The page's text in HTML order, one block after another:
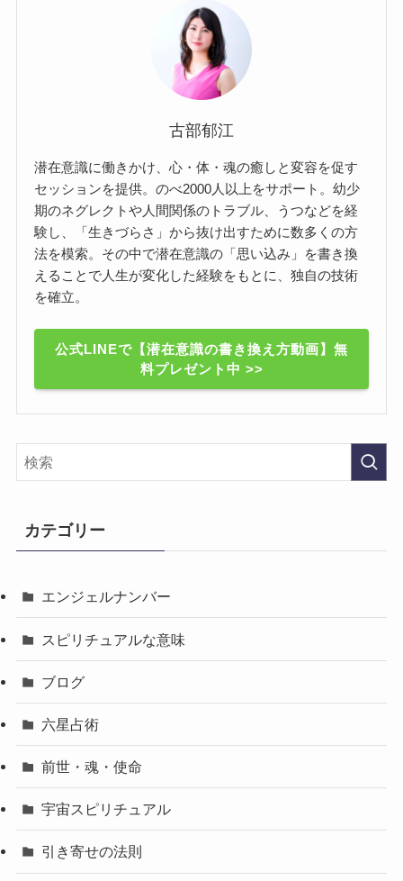
古部郁江
潜在意識に働きかけ、心・体・魂の癒しと変容を促す
セッションを提供。のべ2000人以上をサポート。幼少
期のネグレクトや人間関係のトラブル、うつなどを経
験し、「生きづらさ」から抜け出すために数多くの方
法を模索。その中で潜在意識の「思い込み」を書き換
えることで人生が変化した経験をもとに、独自の技術
を確立。
公式LINEで【潜在意識の書き換え方動画】無
料プレゼント中 >>
カテゴリー
エンジェルナンバー
スピリチュアルな意味
ブログ
六星占術
前世・魂・使命
宇宙スピリチュアル
引き寄せの法則